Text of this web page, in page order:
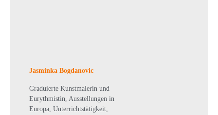
Jasminka Bogdanovic
Graduierte Kunstmalerin und
Eurythmistin, Ausstellungen in
Europa, Unterrichtstätigkeit,